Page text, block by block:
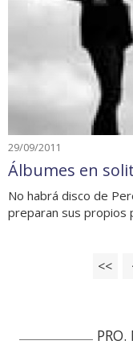
29/09/2011
Álbumes en
No habrá disco de
preparan sus propios
<<
PRO.